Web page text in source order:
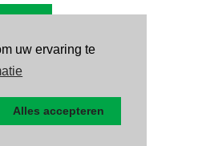
uw ervaring te
Alles accepteren
sociale media